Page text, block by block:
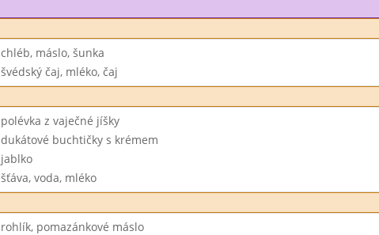
chléb, máslo, šunka
švédský čaj, mléko, čaj
polévka z vaječné jíšky
dukátové buchtičky s krémem
jablko
šťáva, voda, mléko
rohlík, pomazánkové máslo